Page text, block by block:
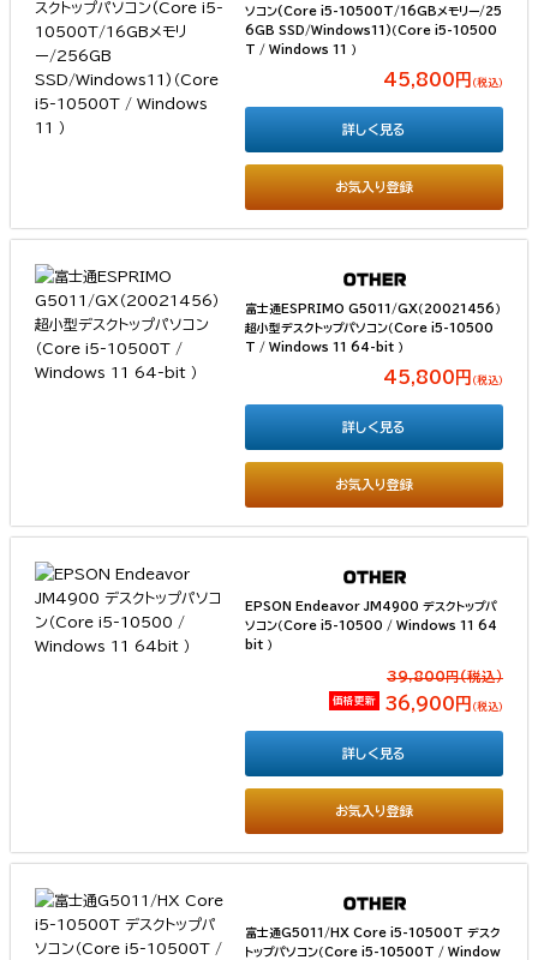
ソコン(Core i5-10500T/16GBメモリー/25
6GB SSD/Windows11)（Core i5-10500
T / Windows 11 ）
45,800円 （税込）
お気入り登録
詳しく見る
富士通ESPRIMO G5011/GX（20021456）
超小型デスクトップパソコン（Core i5-10500
T / Windows 11 64-bit ）
45,800円 （税込）
お気入り登録
詳しく見る
EPSON Endeavor JM4900 デスクトップパ
ソコン（Core i5-10500 / Windows 11 64
bit ）
39,800円(税込）
価格更新 36,900円 （税込）
お気入り登録
詳しく見る
富士通G5011/HX Core i5-10500T デスク
トップパソコン（Core i5-10500T / Window